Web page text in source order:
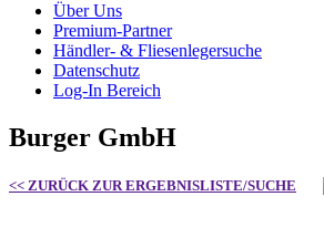
Über Uns
Premium-Partner
Händler- & Fliesenlegersuche
Datenschutz
Log-In Bereich
Burger GmbH
<< ZURÜCK ZUR ERGEBNISLISTE/SUCHE